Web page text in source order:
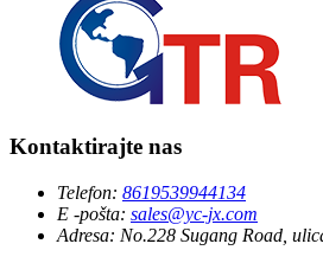
Kontaktirajte nas
Telefon: 8619539944134
E -pošta: sales@yc-jx.com
Adresa: No.228 Sugang Road,